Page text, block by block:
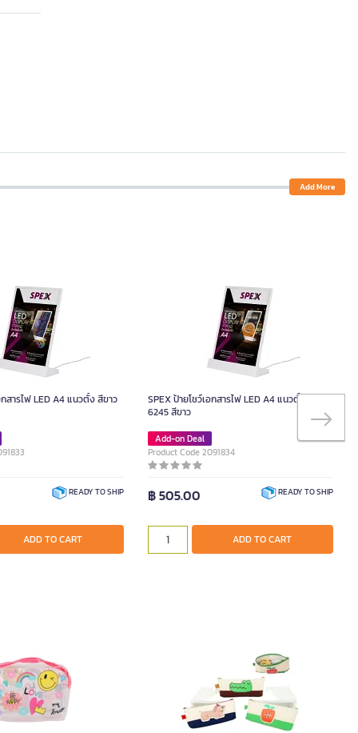
Add More
กสารไฟ LED A4 แนวตั้ง สีขาว
READY TO SHIP
ADD TO CART
SPEX ป้ายโชว์เอกสารไฟ LED A4 แนวตั้ง รุ่น
6245 สีขาว
Add-on Deal
Product Code 2091834
฿ 505.00 READY TO SHIP
ADD TO CART